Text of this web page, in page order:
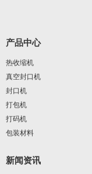
产品中心
热收缩机
真空封口机
封口机
打包机
打码机
包装材料
新闻资讯